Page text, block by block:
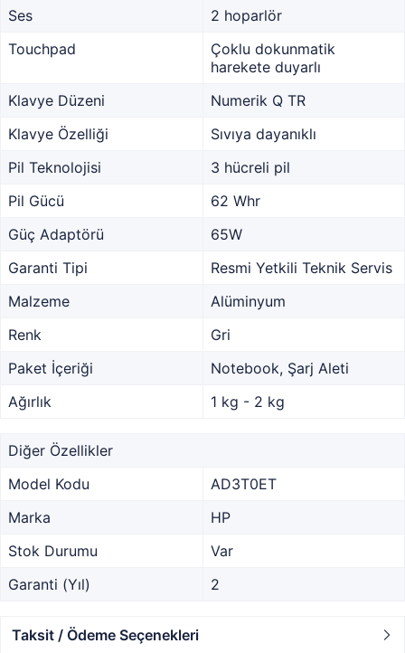
Ses
2 hoparlör
Touchpad
Çoklu dokunmatik
harekete duyarlı
Klavye Düzeni
Numerik Q TR
Klavye Özelliği
Sıvıya dayanıklı
Pil Teknolojisi
3 hücreli pil
Pil Gücü
62 Whr
Güç Adaptörü
65W
Garanti Tipi
Resmi Yetkili Teknik Servis
Malzeme
Alüminyum
Renk
Gri
Paket İçeriği
Notebook, Şarj Aleti
Ağırlık
1 kg - 2 kg
Diğer Özellikler
Model Kodu
AD3T0ET
Marka
HP
Stok Durumu
Var
Garanti (Yıl)
2
Taksit / Ödeme Seçenekleri